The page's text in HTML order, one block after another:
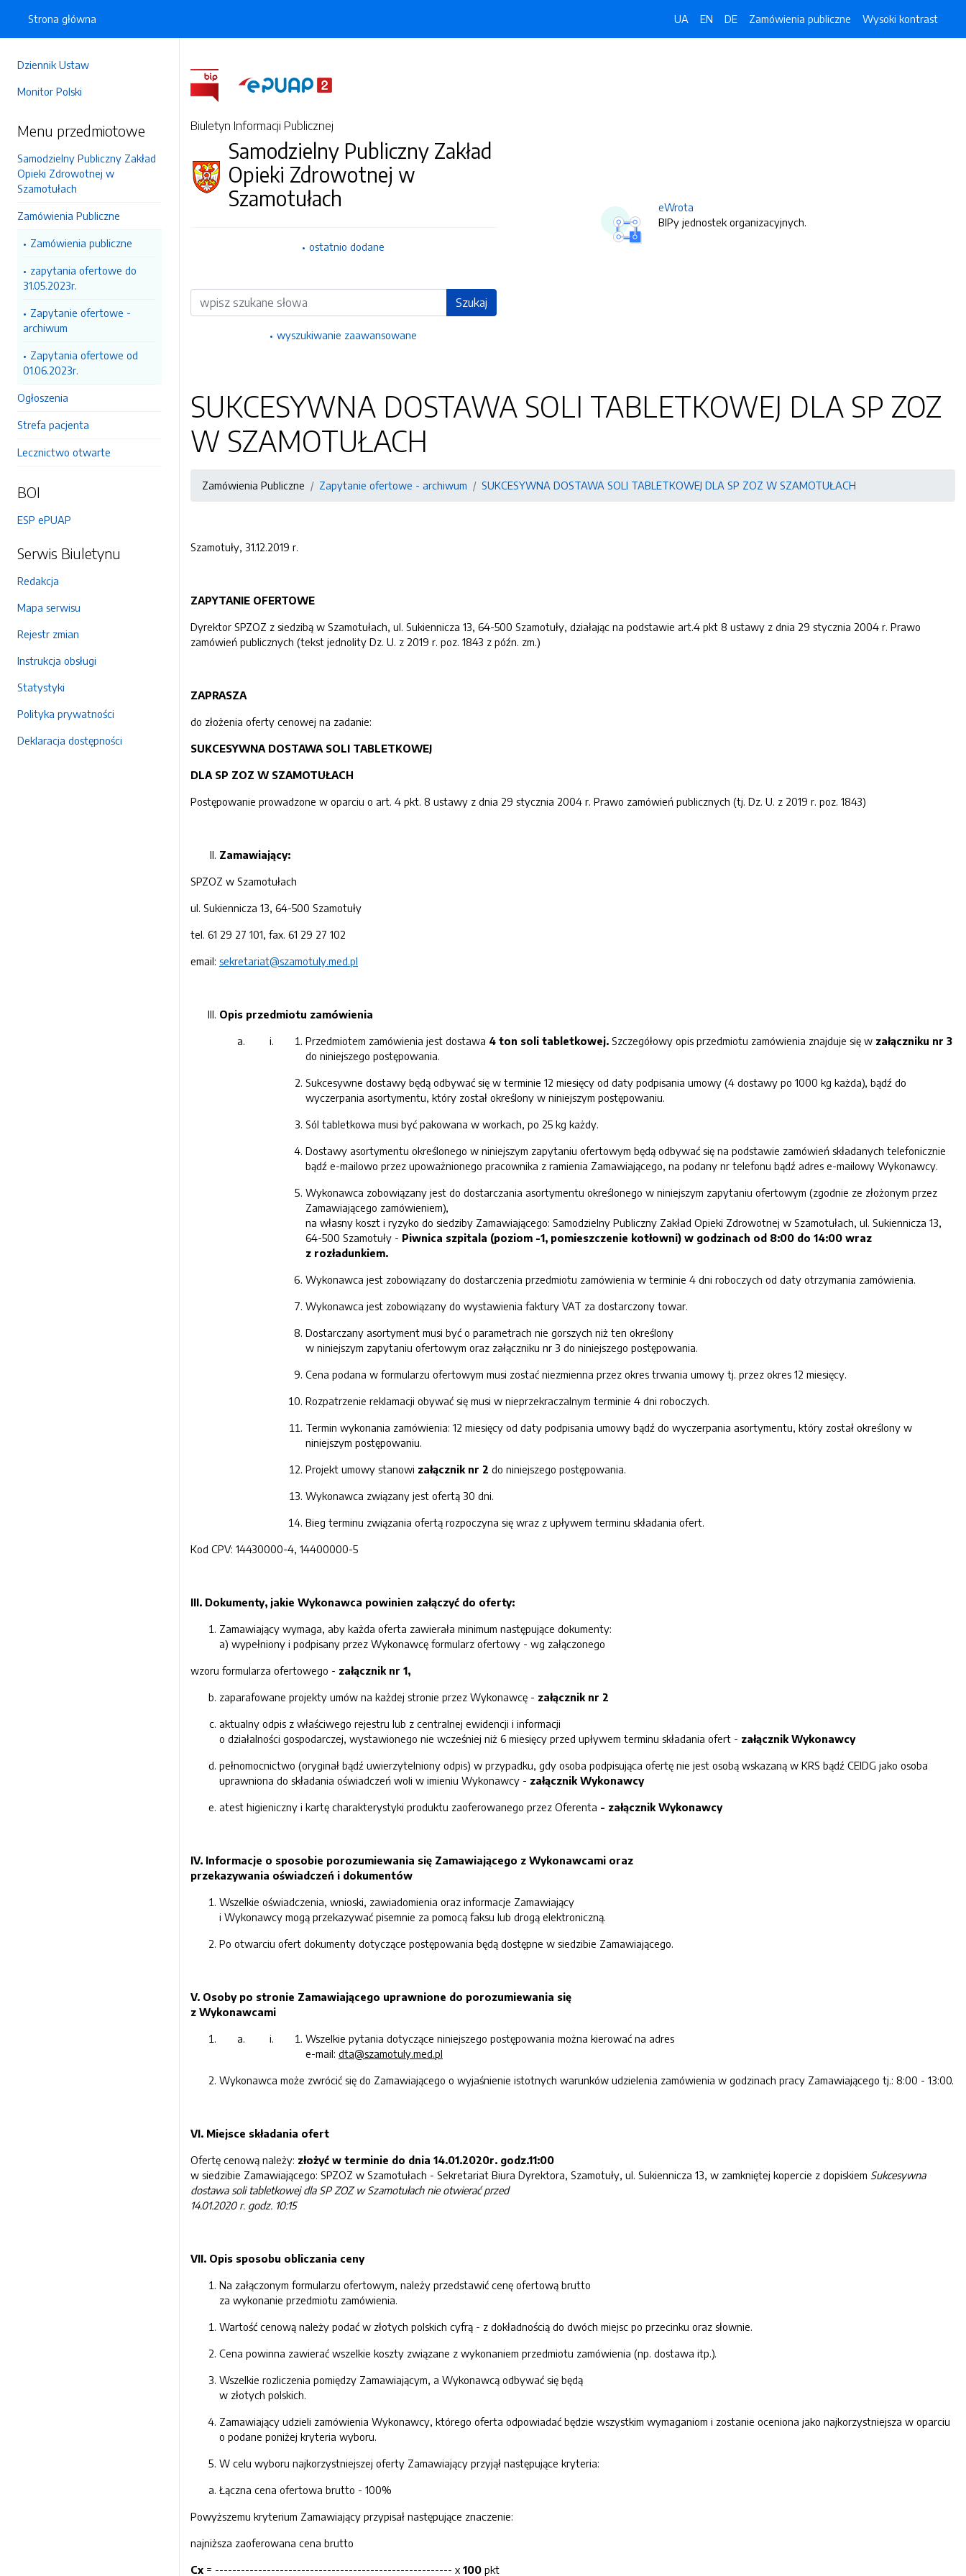
Dziennik Ustaw
Monitor Polski
Menu przedmiotowe
Samodzielny Publiczny Zakład
Opieki Zdrowotnej w
Szamotułach
Zamówienia Publiczne
Zamówienia publiczne
zapytania ofertowe do
31.05.2023r.
Zapytanie ofertowe -
archiwum
Zapytania ofertowe od
01.06.2023r.
Ogłoszenia
Strefa pacjenta
Lecznictwo otwarte
BOI
ESP ePUAP
Serwis Biuletynu
Redakcja
Mapa serwisu
Rejestr zmian
Instrukcja obsługi
Statystyki
Polityka prywatności
Deklaracja dostępności
Strona główna UA EN DE Zamówienia publiczne Wysoki kontrast
Biuletyn Informacji Publicznej
Samodzielny Publiczny Zakład
Opieki Zdrowotnej w
Szamotułach
ostatnio dodane
Wyszukiwarka Szukaj
wyszukiwanie zaawansowane
eWrota
BIPy jednostek organizacyjnych.
SUKCESYWNA DOSTAWA SOLI TABLETKOWEJ DLA SP ZOZ
W SZAMOTUŁACH
Zamówienia Publiczne Zapytanie ofertowe - archiwum SUKCESYWNA DOSTAWA SOLI TABLETKOWEJ DLA SP ZOZ W SZAMOTUŁACH
Szamotuły, 31.12.2019 r.
ZAPYTANIE OFERTOWE
Dyrektor SPZOZ z siedzibą w Szamotułach, ul. Sukiennicza 13, 64-500 Szamotuły, działając na podstawie art.4 pkt 8 ustawy z dnia 29 stycznia 2004 r. Prawo
zamówień publicznych (tekst jednolity Dz. U. z 2019 r. poz. 1843 z późn. zm.)
ZAPRASZA
do złożenia oferty cenowej na zadanie:
SUKCESYWNA DOSTAWA SOLI TABLETKOWEJ
DLA SP ZOZ W SZAMOTUŁACH
Postępowanie prowadzone w oparciu o art. 4 pkt. 8 ustawy z dnia 29 stycznia 2004 r. Prawo zamówień publicznych (tj. Dz. U. z 2019 r. poz. 1843)
Zamawiający:
SPZOZ w Szamotułach
ul. Sukiennicza 13, 64-500 Szamotuły
tel. 61 29 27 101, fax. 61 29 27 102
email: sekretariat@szamotuly.med.pl
Opis przedmiotu zamówienia
Przedmiotem zamówienia jest dostawa 4 ton soli tabletkowej. Szczegółowy opis przedmiotu zamówienia znajduje się w załączniku nr 3
do niniejszego postępowania.
Sukcesywne dostawy będą odbywać się w terminie 12 miesięcy od daty podpisania umowy (4 dostawy po 1000 kg każda), bądź do
wyczerpania asortymentu, który został określony w niniejszym postępowaniu.
Sól tabletkowa musi być pakowana w workach, po 25 kg każdy.
Dostawy asortymentu określonego w niniejszym zapytaniu ofertowym będą odbywać się na podstawie zamówień składanych telefonicznie
bądź e-mailowo przez upoważnionego pracownika z ramienia Zamawiającego, na podany nr telefonu bądź adres e-mailowy Wykonawcy.
Wykonawca zobowiązany jest do dostarczania asortymentu określonego w niniejszym zapytaniu ofertowym (zgodnie ze złożonym przez
Zamawiającego zamówieniem),
na własny koszt i ryzyko do siedziby Zamawiającego: Samodzielny Publiczny Zakład Opieki Zdrowotnej w Szamotułach, ul. Sukiennicza 13,
64-500 Szamotuły - Piwnica szpitala (poziom -1, pomieszczenie kotłowni) w godzinach od 8:00 do 14:00 wraz
z rozładunkiem.
Wykonawca jest zobowiązany do dostarczenia przedmiotu zamówienia w terminie 4 dni roboczych od daty otrzymania zamówienia.
Wykonawca jest zobowiązany do wystawienia faktury VAT za dostarczony towar.
Dostarczany asortyment musi być o parametrach nie gorszych niż ten określony
w niniejszym zapytaniu ofertowym oraz załączniku nr 3 do niniejszego postępowania.
Cena podana w formularzu ofertowym musi zostać niezmienna przez okres trwania umowy tj. przez okres 12 miesięcy.
Rozpatrzenie reklamacji obywać się musi w nieprzekraczalnym terminie 4 dni roboczych.
Termin wykonania zamówienia: 12 miesięcy od daty podpisania umowy bądź do wyczerpania asortymentu, który został określony w
niniejszym postępowaniu.
Projekt umowy stanowi załącznik nr 2 do niniejszego postępowania.
Wykonawca związany jest ofertą 30 dni.
Bieg terminu związania ofertą rozpoczyna się wraz z upływem terminu składania ofert.
Kod CPV: 14430000-4, 14400000-5
III. Dokumenty, jakie Wykonawca powinien załączyć do oferty:
Zamawiający wymaga, aby każda oferta zawierała minimum następujące dokumenty:
a) wypełniony i podpisany przez Wykonawcę formularz ofertowy - wg załączonego
wzoru formularza ofertowego - załącznik nr 1,
zaparafowane projekty umów na każdej stronie przez Wykonawcę - załącznik nr 2
aktualny odpis z właściwego rejestru lub z centralnej ewidencji i informacji
o działalności gospodarczej, wystawionego nie wcześniej niż 6 miesięcy przed upływem terminu składania ofert - załącznik Wykonawcy
pełnomocnictwo (oryginał bądź uwierzytelniony odpis) w przypadku, gdy osoba podpisująca ofertę nie jest osobą wskazaną w KRS bądź CEIDG jako osoba
uprawniona do składania oświadczeń woli w imieniu Wykonawcy - załącznik Wykonawcy
atest higieniczny i kartę charakterystyki produktu zaoferowanego przez Oferenta - załącznik Wykonawcy
IV. Informacje o sposobie porozumiewania się Zamawiającego z Wykonawcami oraz
przekazywania oświadczeń i dokumentów
Wszelkie oświadczenia, wnioski, zawiadomienia oraz informacje Zamawiający
i Wykonawcy mogą przekazywać pisemnie za pomocą faksu lub drogą elektroniczną.
Po otwarciu ofert dokumenty dotyczące postępowania będą dostępne w siedzibie Zamawiającego.
V. Osoby po stronie Zamawiającego uprawnione do porozumiewania się
z Wykonawcami
Wszelkie pytania dotyczące niniejszego postępowania można kierować na adres
e-mail: dta@szamotuly.med.pl
Wykonawca może zwrócić się do Zamawiającego o wyjaśnienie istotnych warunków udzielenia zamówienia w godzinach pracy Zamawiającego tj.: 8:00 - 13:00.
VI. Miejsce składania ofert
Ofertę cenową należy: złożyć w terminie do dnia 14.01.2020r. godz.11:00
w siedzibie Zamawiającego: SPZOZ w Szamotułach - Sekretariat Biura Dyrektora, Szamotuły, ul. Sukiennicza 13, w zamkniętej kopercie z dopiskiem Sukcesywna
dostawa soli tabletkowejdla SP ZOZ w Szamotułach nie otwierać przed
14.01.2020r. godz. 10:15
VII. Opis sposobu obliczania ceny
Na załączonym formularzu ofertowym, należy przedstawić cenę ofertową brutto
za wykonanie przedmiotu zamówienia.
Wartość cenową należy podać w złotych polskich cyfrą - z dokładnością do dwóch miejsc po przecinku oraz słownie.
Cena powinna zawierać wszelkie koszty związane z wykonaniem przedmiotu zamówienia (np. dostawa itp.).
Wszelkie rozliczenia pomiędzy Zamawiającym, a Wykonawcą odbywać się będą
w złotych polskich.
Zamawiający udzieli zamówienia Wykonawcy, którego oferta odpowiadać będzie wszystkim wymaganiom i zostanie oceniona jako najkorzystniejsza w oparciu
o podane poniżej kryteria wyboru.
W celu wyboru najkorzystniejszej oferty Zamawiający przyjął następujące kryteria:
Łączna cena ofertowa brutto - 100%
Powyższemu kryterium Zamawiający przypisał następujące znaczenie:
najniższa zaoferowana cena brutto
Cx = ------------------------------------------------------- x 100 pkt